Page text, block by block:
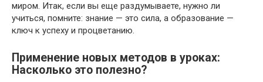
миром. Итак, если вы еще раздумываете, нужно ли
учиться, помните: знание — это сила, а образование —
ключ к успеху и процветанию.
Применение новых методов в уроках:
Насколько это полезно?